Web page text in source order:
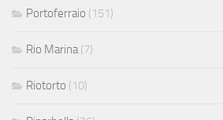
Portoferraio (151)
Rio Marina (7)
Riotorto (10)